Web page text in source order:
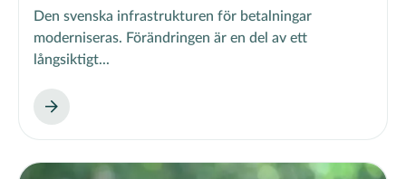
Den svenska infrastrukturen för betalningar
moderniseras. Förändringen är en del av ett
långsiktigt...